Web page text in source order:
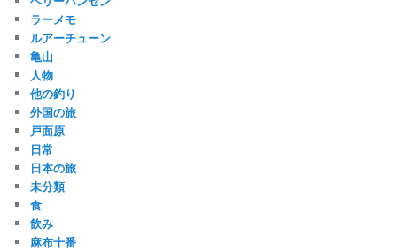
ラーメモ
ルアーチューン
亀山
人物
他の釣り
外国の旅
戸面原
日常
日本の旅
未分類
食
飲み
麻布十番